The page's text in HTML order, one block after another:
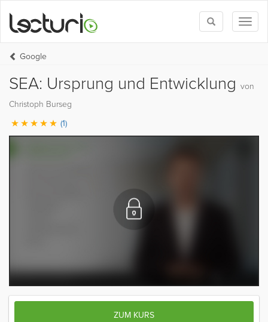
Toggle
search
Google
SEA: Ursprung und Entwicklung von
Christoph Burseg
(1)
ZUM KURS